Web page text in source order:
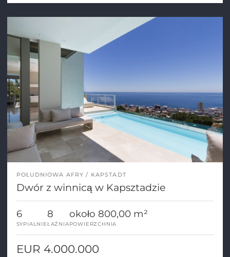
POŁUDNIOWA AFRY KAPSTADT
Dwór z winnicą w Kapsztadzie
6
SYPIALNIE
8
ŁAŹNIA
około 800,00 m²
POWIERZCHNIA
EUR 4.000.000